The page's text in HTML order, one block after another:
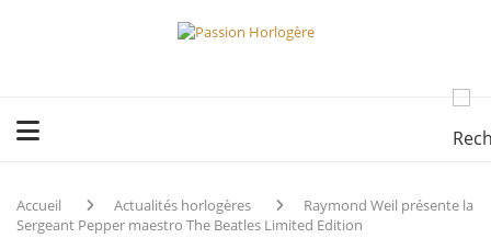
Accueil Actualités horlogères
Raymond Weil présente la
Sergeant Pepper maestro The Beatles Limited Edition